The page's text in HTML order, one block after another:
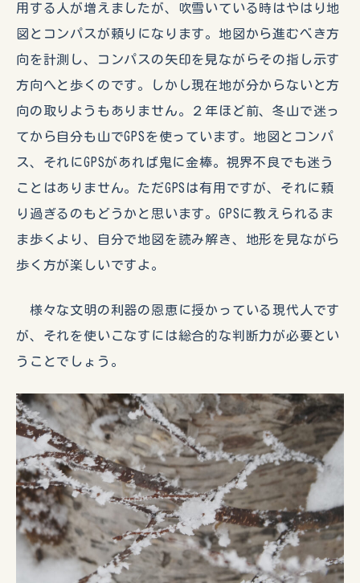
用する人が増えましたが、吹雪いている時はやはり地
図とコンパスが頼りになります。地図から進むべき方
向を計測し、コンパスの矢印を見ながらその指し示す
方向へと歩くのです。しかし現在地が分からないと方
向の取りようもありません。２年ほど前、冬山で迷っ
てから自分も山でGPSを使っています。地図とコンパ
ス、それにGPSがあれば鬼に金棒。視界不良でも迷う
ことはありません。ただGPSは有用ですが、それに頼
り過ぎるのもどうかと思います。GPSに教えられるま
ま歩くより、自分で地図を読み解き、地形を見ながら
歩く方が楽しいですよ。
様々な文明の利器の恩恵に授かっている現代人です
が、それを使いこなすには総合的な判断力が必要とい
うことでしょう。